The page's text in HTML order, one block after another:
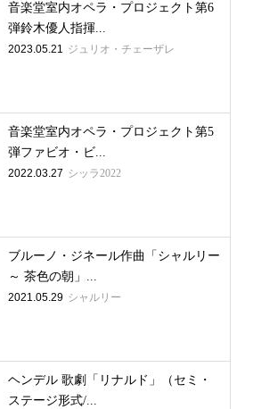
音楽堂室内オペラ・プロジェクト第6
弾鈴木優人指揮...
2023.05.21 ジュリオ・チェーザレ
音楽堂室内オペラ・プロジェクト第5
弾ファビオ・ビ...
2022.03.27 シッラ2022
ブルーノ・ジネール作曲「シャルリー
～ 茶色の朝」...
2021.05.29 シャルリー
ヘンデル 歌劇「リナルド」（セミ・
ステージ形式/...